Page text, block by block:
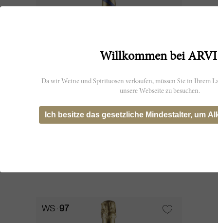
75cl
Champagne Brut Millesimé
WS 97
Willkommen bei
Da wir Weine und Spirituosen verkaufen, müssen Sie in Ihrem
unsere Webseite zu besuchen.
Ich besitze das gesetzliche Mindestalter, um